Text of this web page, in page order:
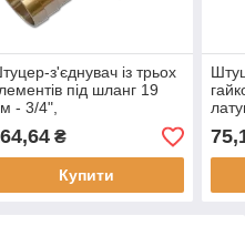
з'єднувач із трьох
під шланг 19
- 3/4",
₴
Купити